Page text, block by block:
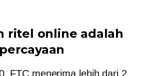
ritel online adalah
FTC menerima lebih dari 2